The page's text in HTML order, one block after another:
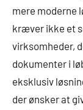
mere moderne
kræver ikke et
virksomheder,
dokumenter i
eksklusiv
der ønsker at